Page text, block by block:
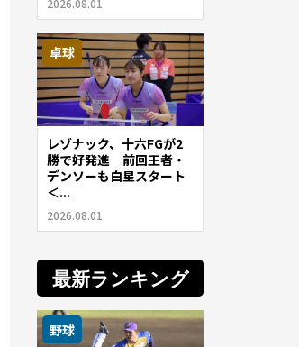
卓球
レゾナック、十六FGが2
勝で好発進 前回王者・
デンソーも白星スタート
＜...
2026.08.01
最新ランキング
野球